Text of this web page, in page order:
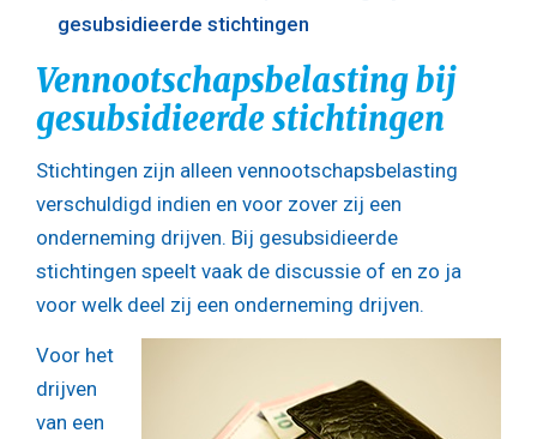
gesubsidieerde stichtingen
Vennootschapsbelasting bij
gesubsidieerde stichtingen
Stichtingen zijn alleen vennootschapsbelasting
verschuldigd indien en voor zover zij een
onderneming drijven. Bij gesubsidieerde
stichtingen speelt vaak de discussie of en zo ja
voor welk deel zij een onderneming drijven.
Voor het
drijven
van een